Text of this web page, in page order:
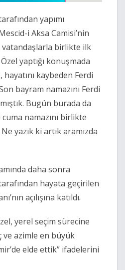
yapımı
i Aksa Camisi’nin
vatandaşlarla birlikte ilk
Özel yaptığı konuşmada
kaybeden Ferdi
bayram namazını Ferdi
Bugün burada da
namazını birlikte
Ne yazık ki artık aramızda
daha sonra
hayata geçirilen
açılışına katıldı.
yerel seçim sürecine
ve azimle en büyük
elde ettik” ifadelerini